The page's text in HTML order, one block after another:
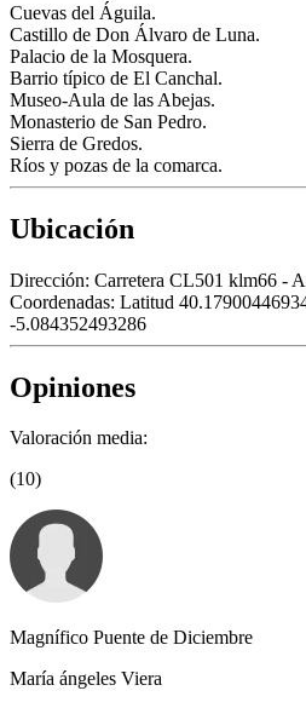
Cuevas del Águila.
Castillo de Don Álvaro de Luna.
Palacio de la Mosquera.
Barrio típico de El Canchal.
Museo-Aula de las Abejas.
Monasterio de San Pedro.
Sierra de Gredos.
Ríos y pozas de la comarca.
Ubicación
Dirección: Carretera CL501 klm66 -
Coordenadas: Latitud
-5.084352493286
Opiniones
Valoración media:
(10)
Magnífico Puente de Diciembre
María ángeles Viera